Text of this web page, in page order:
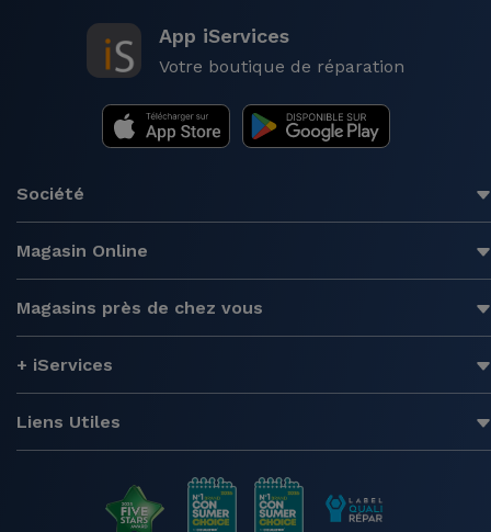
App iServices
Votre boutique de réparation
Société
Magasin Online
Magasins près de chez vous
+ iServices
Liens Utiles